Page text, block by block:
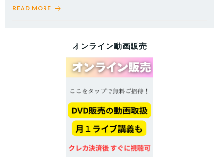
READ MORE
オンライン動画販売